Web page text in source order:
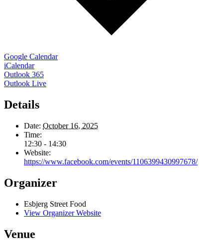
Google Calendar
iCalendar
Outlook 365
Outlook Live
Details
Date: October 16, 2025
Time:
12:30 - 14:30
Website:
https://www.facebook.com/events/1106399430997678/
Organizer
Esbjerg Street Food
View Organizer Website
Venue